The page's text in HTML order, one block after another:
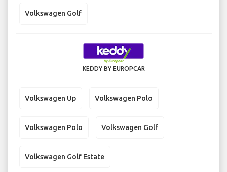
Volkswagen Golf
KEDDY BY EUROPCAR
Volkswagen Up Volkswagen Polo
Volkswagen Polo Volkswagen Golf
Volkswagen Golf Estate